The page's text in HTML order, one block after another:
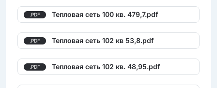
.PDF Тепловая сеть 100 кв. 479,7.pdf
.PDF Тепловая сеть 102 кв 53,8.pdf
.PDF Тепловая сеть 102 кв. 48,95.pdf